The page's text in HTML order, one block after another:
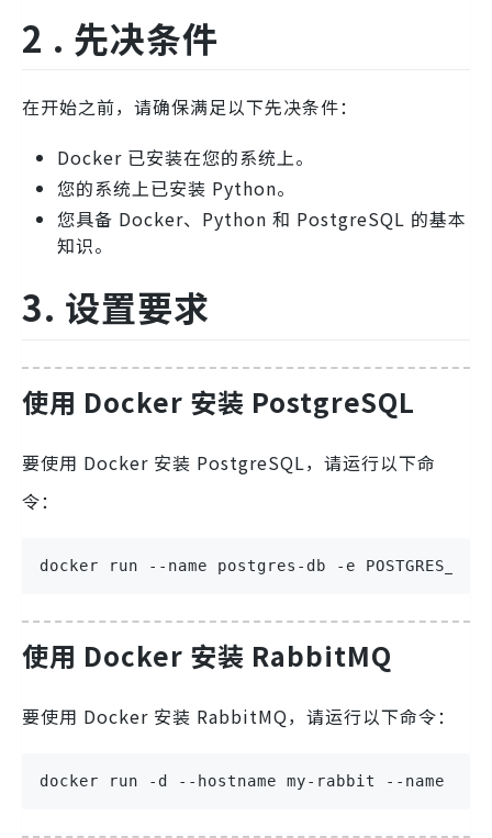
2 . 先决条件
在开始之前，请确保满足以下先决条件：
Docker 已安装在您的系统上。
您的系统上已安装 Python。
您具备 Docker、Python 和 PostgreSQL 的基本
知识。
3. 设置要求
使用 Docker 安装 PostgreSQL
要使用 Docker 安装 PostgreSQL，请运行以下命
令：
docker run --name postgres-db -e
使用 Docker 安装 RabbitMQ
要使用 Docker 安装 RabbitMQ，请运行以下命令：
docker run -d --hostname my-rabbit --name